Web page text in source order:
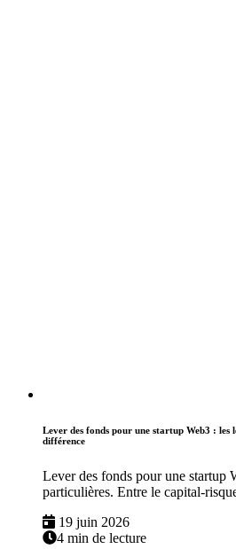
Lever des fonds pour une startup Web3 :
différence
Lever des fonds pour une startup
particulières. Entre le capital-
19 juin 2026
4 min de lecture